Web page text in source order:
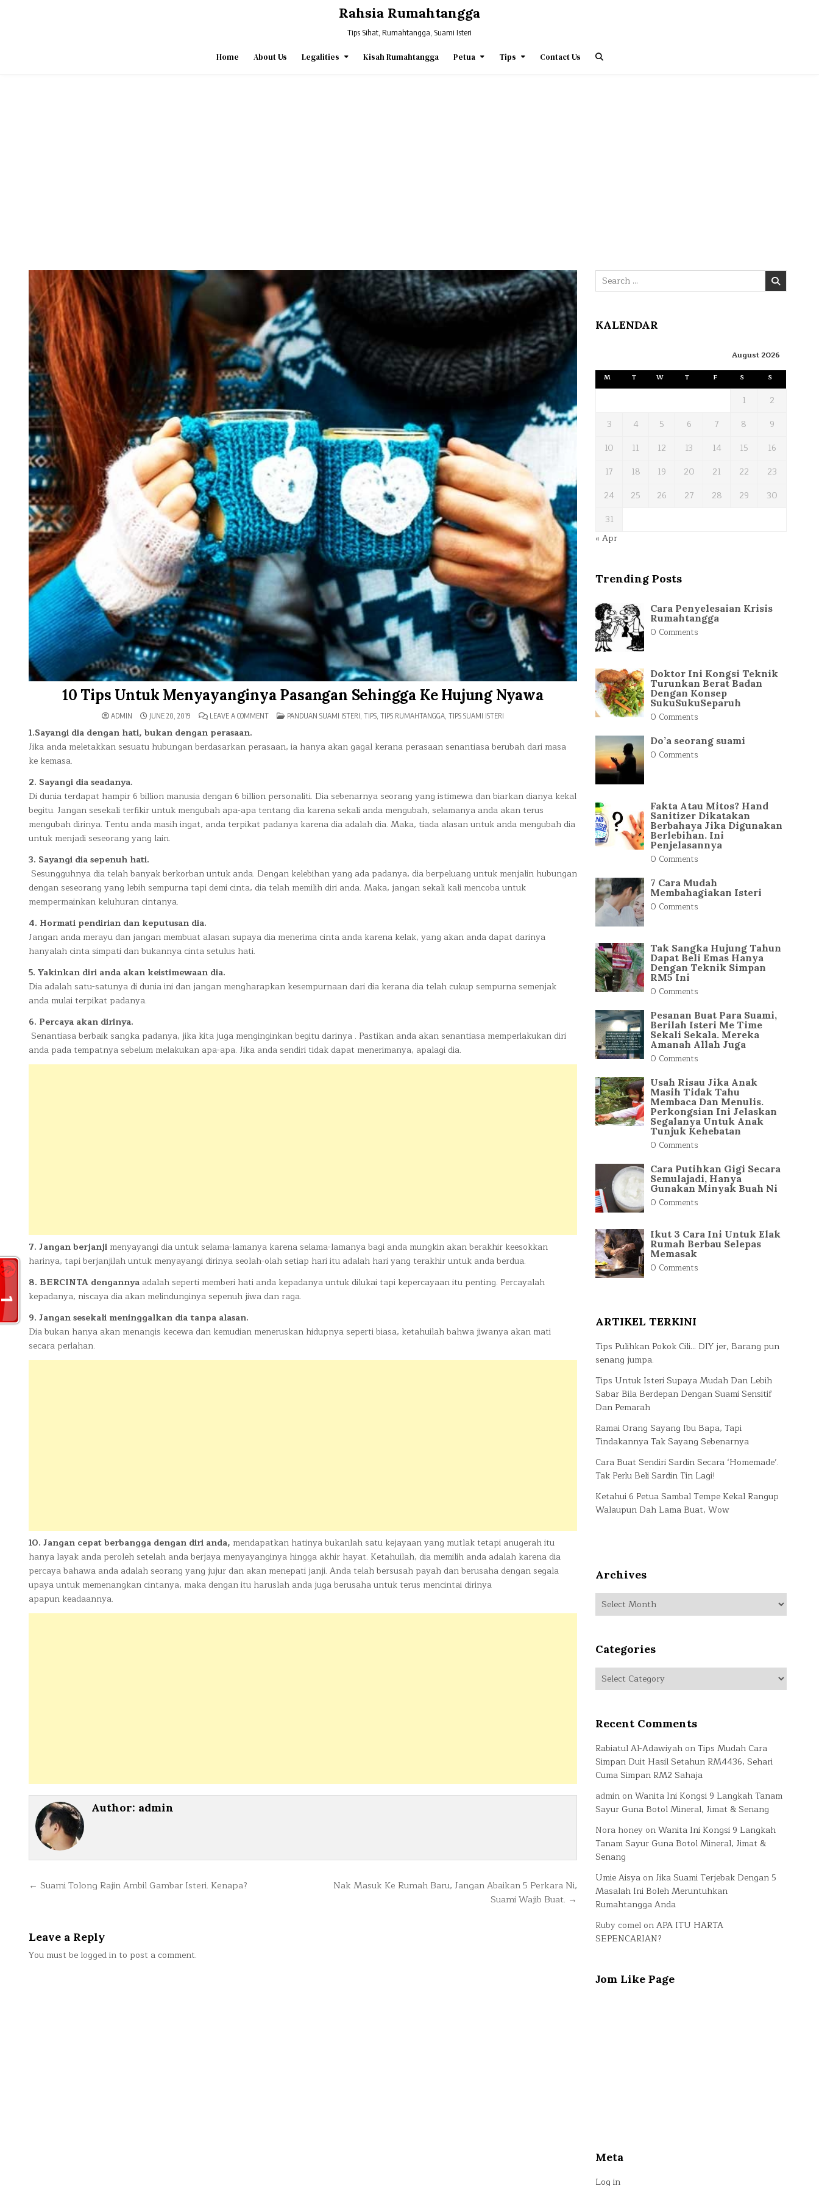
Rahsia Rumahtangga
Tips Sihat, Rumahtangga, Suami Isteri
Home About Us Legalities Kisah Rumahtangga Petua Tips Contact Us
10 Tips Untuk Menyayanginya Pasangan Sehingga Ke Hujung Nyawa
ADMIN JUNE 20, 2019 LEAVE A COMMENTON
MENYAYANGINYA
PASANGAN
POSTED
PANDUAN SUAMI ISTERI TIPS TIPS RUMAHTANGGA TIPS SUAMI ISTERI
1.Sayangi dia dengan hati, bukan dengan perasaan.
Jika anda meletakkan sesuatu hubungan berdasarkan perasaan, ia hanya akan gagal kerana perasaan senantiasa berubah dari masa
ke kemasa.
2. Sayangi dia seadanya.
Di dunia terdapat hampir 6 billion manusia dengan 6 billion personaliti. Dia sebenarnya seorang yang istimewa dan biarkan dianya kekal
begitu. Jangan sesekali terfikir untuk mengubah apa-apa tentang dia karena sekali anda mengubah, selamanya anda akan terus
mengubah dirinya. Tentu anda masih ingat, anda terpikat padanya karena dia adalah dia. Maka, tiada alasan untuk anda mengubah dia
untuk menjadi seseorang yang lain.
3. Sayangi dia sepenuh hati.
Sesungguhnya dia telah banyak berkorban untuk anda. Dengan kelebihan yang ada padanya, dia berpeluang untuk menjalin hubungan
dengan seseorang yang lebih sempurna tapi demi cinta, dia telah memilih diri anda. Maka, jangan sekali kali mencoba untuk
mempermainkan keluhuran cintanya.
4. Hormati pendirian dan keputusan dia.
Jangan anda merayu dan jangan membuat alasan supaya dia menerima cinta anda karena kelak, yang akan anda dapat darinya
hanyalah cinta simpati dan bukannya cinta setulus hati.
5. Yakinkan diri anda akan keistimewaan dia.
Dia adalah satu-satunya di dunia ini dan jangan mengharapkan kesempurnaan dari dia kerana dia telah cukup sempurna semenjak
anda mulai terpikat padanya.
6. Percaya akan dirinya.
Senantiasa berbaik sangka padanya, jika kita juga menginginkan begitu darinya . Pastikan anda akan senantiasa memperlakukan diri
anda pada tempatnya sebelum melakukan apa-apa. Jika anda sendiri tidak dapat menerimanya, apalagi dia.
7. Jangan berjanji menyayangi dia untuk selama-lamanya karena selama-lamanya bagi anda mungkin akan berakhir keesokkan
harinya, tapi berjanjilah untuk menyayangi dirinya seolah-olah setiap hari itu adalah hari yang terakhir untuk anda berdua.
8. BERCINTA dengannya adalah seperti memberi hati anda kepadanya untuk dilukai tapi kepercayaan itu penting. Percayalah
kepadanya, niscaya dia akan melindunginya sepenuh jiwa dan raga.
9. Jangan sesekali meninggalkan dia tanpa alasan.
Dia bukan hanya akan menangis kecewa dan kemudian meneruskan hidupnya seperti biasa, ketahuilah bahwa jiwanya akan mati
secara perlahan.
10. Jangan cepat berbangga dengan diri anda, mendapatkan hatinya bukanlah satu kejayaan yang mutlak tetapi anugerah itu
hanya layak anda peroleh setelah anda berjaya menyayanginya hingga akhir hayat. Ketahuilah, dia memilih anda adalah karena dia
percaya bahawa anda adalah seorang yang jujur dan akan menepati janji. Anda telah bersusah payah dan berusaha dengan segala
upaya untuk memenangkan cintanya, maka dengan itu haruslah anda juga berusaha untuk terus mencintai dirinya
apapun keadaannya.
Author: admin
Post
Nak Masuk Ke Rumah Baru, Jangan Abaikan 5 Perkara Ni,
Suami Wajib Buat. →
← Suami Tolong Rajin Ambil Gambar Isteri. Kenapa?
Leave a Reply
You must be logged into post a comment.
Search
for:
KALENDAR
August 2026
M T W T F S S
1
2
3
4 5 6 7 8
9
10
11 12 13 14 15
16
17
18 19 20 21 22
23
24
25 26 27 28 29
30
31
« Apr
Trending Posts
Cara Penyelesaian Krisis
Rumahtangga
0 Comments
Doktor Ini Kongsi Teknik
Turunkan Berat Badan
Dengan Konsep
SukuSukuSeparuh
0 Comments
Do’a seorang suami
0 Comments
Fakta Atau Mitos? Hand
Sanitizer Dikatakan
Berbahaya Jika Digunakan
Berlebihan. Ini
Penjelasannya
0 Comments
7 Cara Mudah
Membahagiakan Isteri
0 Comments
Tak Sangka Hujung Tahun
Dapat Beli Emas Hanya
Dengan Teknik Simpan
RM5 Ini
0 Comments
Pesanan Buat Para Suami,
Berilah Isteri Me Time
Sekali Sekala. Mereka
Amanah Allah Juga
0 Comments
Usah Risau Jika Anak
Masih Tidak Tahu
Membaca Dan Menulis.
Perkongsian Ini Jelaskan
Segalanya Untuk Anak
Tunjuk Kehebatan
0 Comments
Cara Putihkan Gigi Secara
Semulajadi, Hanya
Gunakan Minyak Buah Ni
0 Comments
Ikut 3 Cara Ini Untuk Elak
Rumah Berbau Selepas
Memasak
0 Comments
ARTIKEL TERKINI
Tips Pulihkan Pokok Cili… DIY jer, Barang pun
senang jumpa.
Tips Untuk Isteri Supaya Mudah Dan Lebih
Sabar Bila Berdepan Dengan Suami Sensitif
Dan Pemarah
Ramai Orang Sayang Ibu Bapa, Tapi
Tindakannya Tak Sayang Sebenarnya
Cara Buat Sendiri Sardin Secara ‘Homemade’.
Tak Perlu Beli Sardin Tin Lagi!
Ketahui 6 Petua Sambal Tempe Kekal Rangup
Walaupun Dah Lama Buat, Wow
Archives
Archives
Categories
Categories
Recent Comments
Rabiatul Al-Adawiyah onTips Mudah Cara
Simpan Duit Hasil Setahun RM4436, Sehari
Cuma Simpan RM2 Sahaja
admin onWanita Ini Kongsi 9 Langkah Tanam
Sayur Guna Botol Mineral, Jimat & Senang
Nora honey onWanita Ini Kongsi 9 Langkah
Tanam Sayur Guna Botol Mineral, Jimat &
Senang
Umie Aisya on Jika Suami Terjebak Dengan 5
Masalah Ini Boleh Meruntuhkan
Rumahtangga Anda
Ruby comel onAPA ITU HARTA
SEPENCARIAN?
Jom Like Page
Meta
Log in